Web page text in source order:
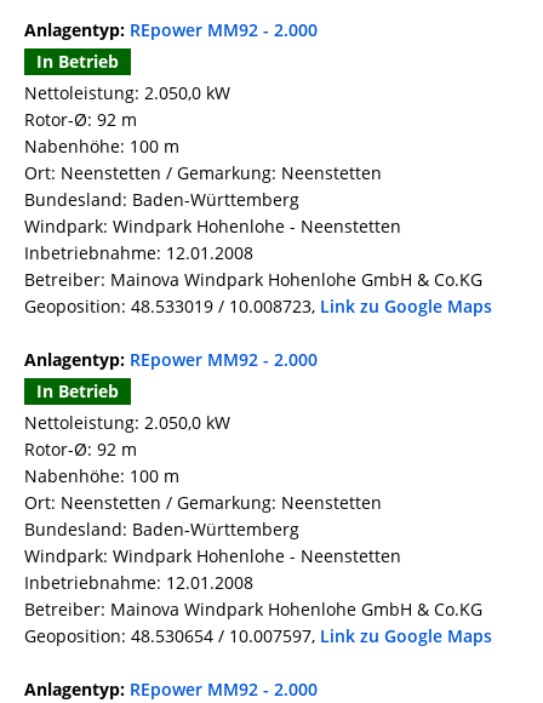
Anlagentyp: REpower MM92 - 2.000
In Betrieb
Nettoleistung: 2.050,0 kW
Rotor-Ø: 92 m
Nabenhöhe: 100 m
Ort: Neenstetten / Gemarkung: Neenstetten
Bundesland: Baden-Württemberg
Windpark: Windpark Hohenlohe - Neenstetten
Inbetriebnahme: 12.01.2008
Betreiber: Mainova Windpark Hohenlohe GmbH & Co.KG
Geoposition: 48.533019 / 10.008723, Link zu Google Maps
Anlagentyp: REpower MM92 - 2.000
In Betrieb
Nettoleistung: 2.050,0 kW
Rotor-Ø: 92 m
Nabenhöhe: 100 m
Ort: Neenstetten / Gemarkung: Neenstetten
Bundesland: Baden-Württemberg
Windpark: Windpark Hohenlohe - Neenstetten
Inbetriebnahme: 12.01.2008
Betreiber: Mainova Windpark Hohenlohe GmbH & Co.KG
Geoposition: 48.530654 / 10.007597, Link zu Google Maps
Anlagentyp: REpower MM92 - 2.000